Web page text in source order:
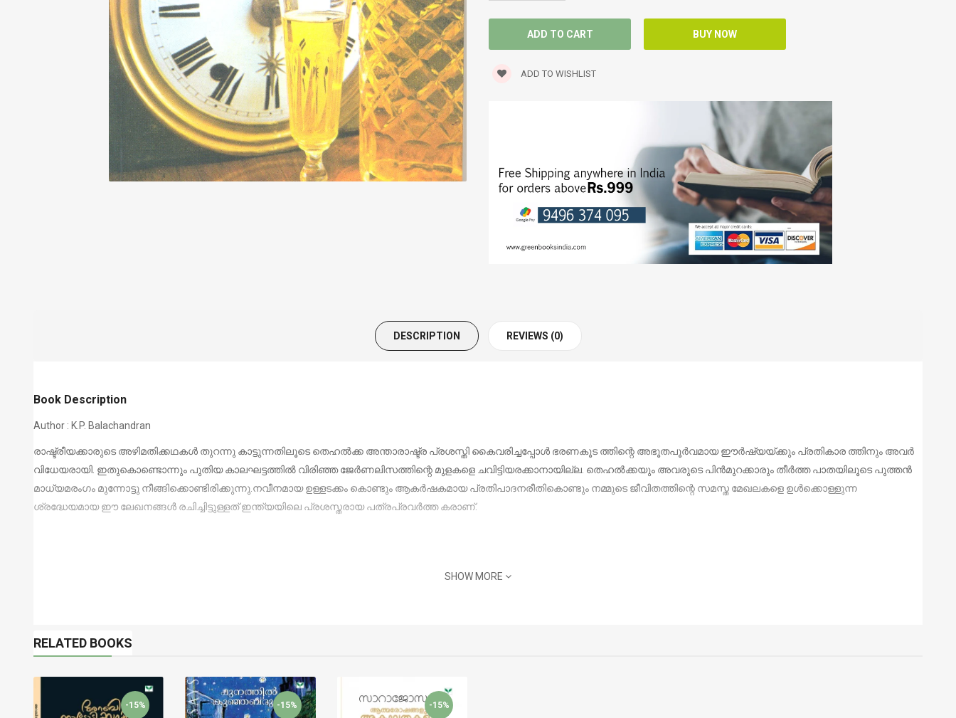
ADD TO WISHLIST
SELF HELP
SERVICE STORY
SEXOLOGY
SPIRITUAL
STORIES
DESCRIPTION REVIEWS (0)
Book Description
Author : K.P. Balachandran
രാഷ്ട്രീയക്കാരുടെ അഴിമതിക്കഥകള്‍ തുറന്നു കാട്ടുന്നതിലൂടെ തെഹല്‍ക്ക അന്താരാഷ്ട്ര പ്രശസ്തി കൈവരിച്ചപ്പോള്‍ ഭരണകൂട ത്തിന്റെ അഭൂതപൂര്‍വമായ ഈര്‍ഷ്യയ്ക്കും പ്രതികാര ത്തിനും അവര്‍
വിധേയരായി. ഇതുകൊണ്ടൊന്നും പുതിയ കാലഘട്ടത്തില്‍ വിരിഞ്ഞ ജേര്‍ണലിസത്തിന്റെ മുളകളെ ചവിട്ടിയരക്കാനായില്ല. തെഹല്‍ക്കയും അവരുടെ പിന്‍മുറക്കാരും തീര്‍ത്ത പാതയിലൂടെ പുത്തന്‍
മാധ്യമരംഗം മുന്നോട്ടു നീങ്ങിക്കൊണ്ടിരിക്കുന്നു. നവീനമായ ഉള്ളടക്കം കൊണ്ടും ആകര്‍ഷകമായ പ്രതിപാദനരീതികൊണ്ടും നമ്മുടെ ജീവിതത്തിന്റെ സമസ്ത മേഖലകളെ ഉള്‍ക്കൊള്ളുന്ന
ശ്രദ്ധേയമായ ഈ ലേഖനങ്ങള്‍ രചിച്ചിട്ടുള്ളത് ഇന്ത്യയിലെ പ്രശസ്തരായ പത്രപ്രവര്‍ത്ത കരാണ്.
SHOW MORE
RELATED BOOKS
-15% -15% -15%